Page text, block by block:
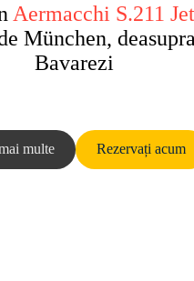
Aermacchi S.211 Jet
München,
Bavarezi
multe Rezervați acum